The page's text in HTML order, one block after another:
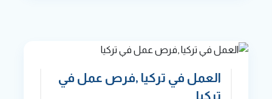
العمل في تركيا ,فرص عمل في
تركيا